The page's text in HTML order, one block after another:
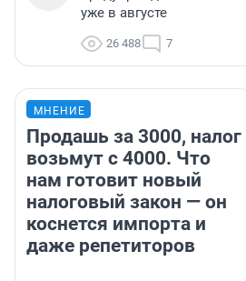
уже в августе
26 488 7
МНЕНИЕ
Продашь за 3000, налог
возьмут с 4000. Что
нам готовит новый
налоговый закон — он
коснется импорта и
даже репетиторов